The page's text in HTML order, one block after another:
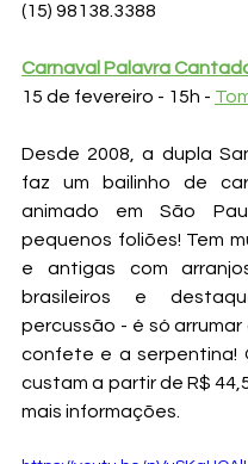
(15) 98138.3388
Carnaval Palavra
15 de fevereiro - 15h -
Desde 2008, a dupla
faz um bailinho de
animado em São
pequenos foliões! Tem
e antigas com
brasileiros e
percussão - é só
confete e a serpentina!
custam a partir de R$
mais informações.